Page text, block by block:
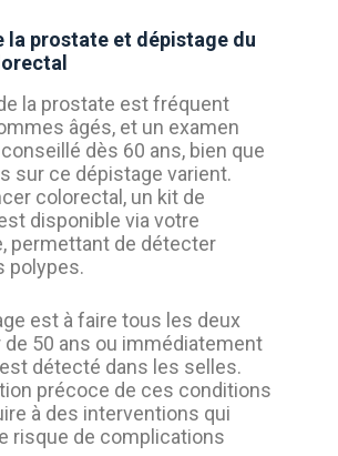
la prostate et dépistage du
la prostate est fréquent
âgés, et un examen
dès 60 ans, bien que
sur ce dépistage varient.
colorectal, un kit de
disponible via votre
permettant de détecter
polypes.
est à faire tous les deux
de 50 ans ou immédiatement
détecté dans les selles.
précoce de ces conditions
à des interventions qui
risque de complications